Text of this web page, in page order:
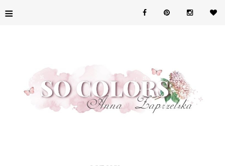
≡